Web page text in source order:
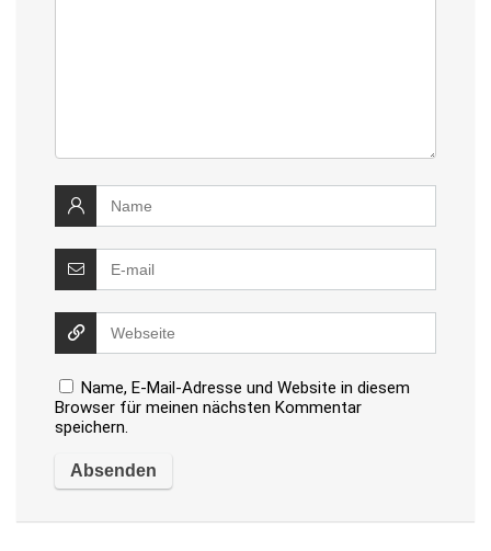
Name, E-Mail-Adresse und Website in diesem
Browser für meinen nächsten Kommentar
speichern.